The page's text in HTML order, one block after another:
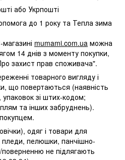
або Укрпошті
до 1 року та Тепла зима
mumami.com.ua можна
14 днів з моменту покупки,
захист прав споживача".
товарного вигляду і
що повертаються (наявність
зі штих-кодом;
плям та інших забруднень).
одяг і товари для
пелюшки, панчішно-
не підлягають